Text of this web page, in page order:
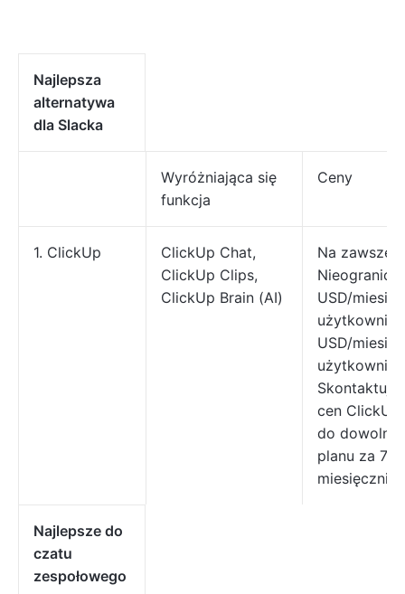
Najlepsza
alternatywa
dla Slacka
Wyróżniająca się
funkcja
Ceny
1. ClickUp
ClickUp Chat,
ClickUp Clips,
ClickUp Brain (AI)
Na zawsze
USD/
USD/
Skontaktuj
cen ClickUp
do
planu za 7
miesięcznie
Najlepsze do
czatu
zespołowego